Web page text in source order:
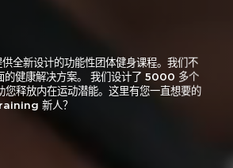
新设计的功能性团体健身课程。我们不
健康解决方案。 我们设计了 5000 多个
释放内在运动潜能。这里有您一直想要的
新人？